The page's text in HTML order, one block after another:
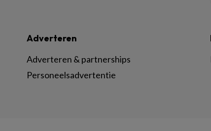
Adverteren
Adverteren & partnerships
Personeelsadvertentie